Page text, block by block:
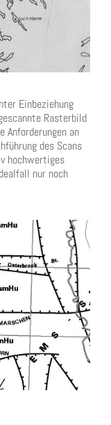
Einbeziehung
Rasterbild
Anforderungen an
des Scans
hochwertiges
nur noch